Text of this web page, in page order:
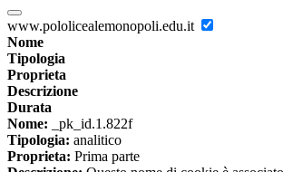
www.pololicealemonopoli.edu.it
Nome
Tipologia
Proprieta
Descrizione
Durata
Nome: _pk_id.1.822f
Tipologia: analitico
Proprieta: Prima parte